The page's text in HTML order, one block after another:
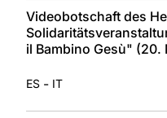
Videobotschaft des
il Bambino Gesù" (20.
ES - IT